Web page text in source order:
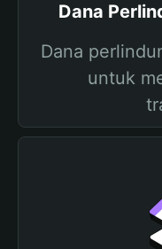
Dana
Dana
untuk